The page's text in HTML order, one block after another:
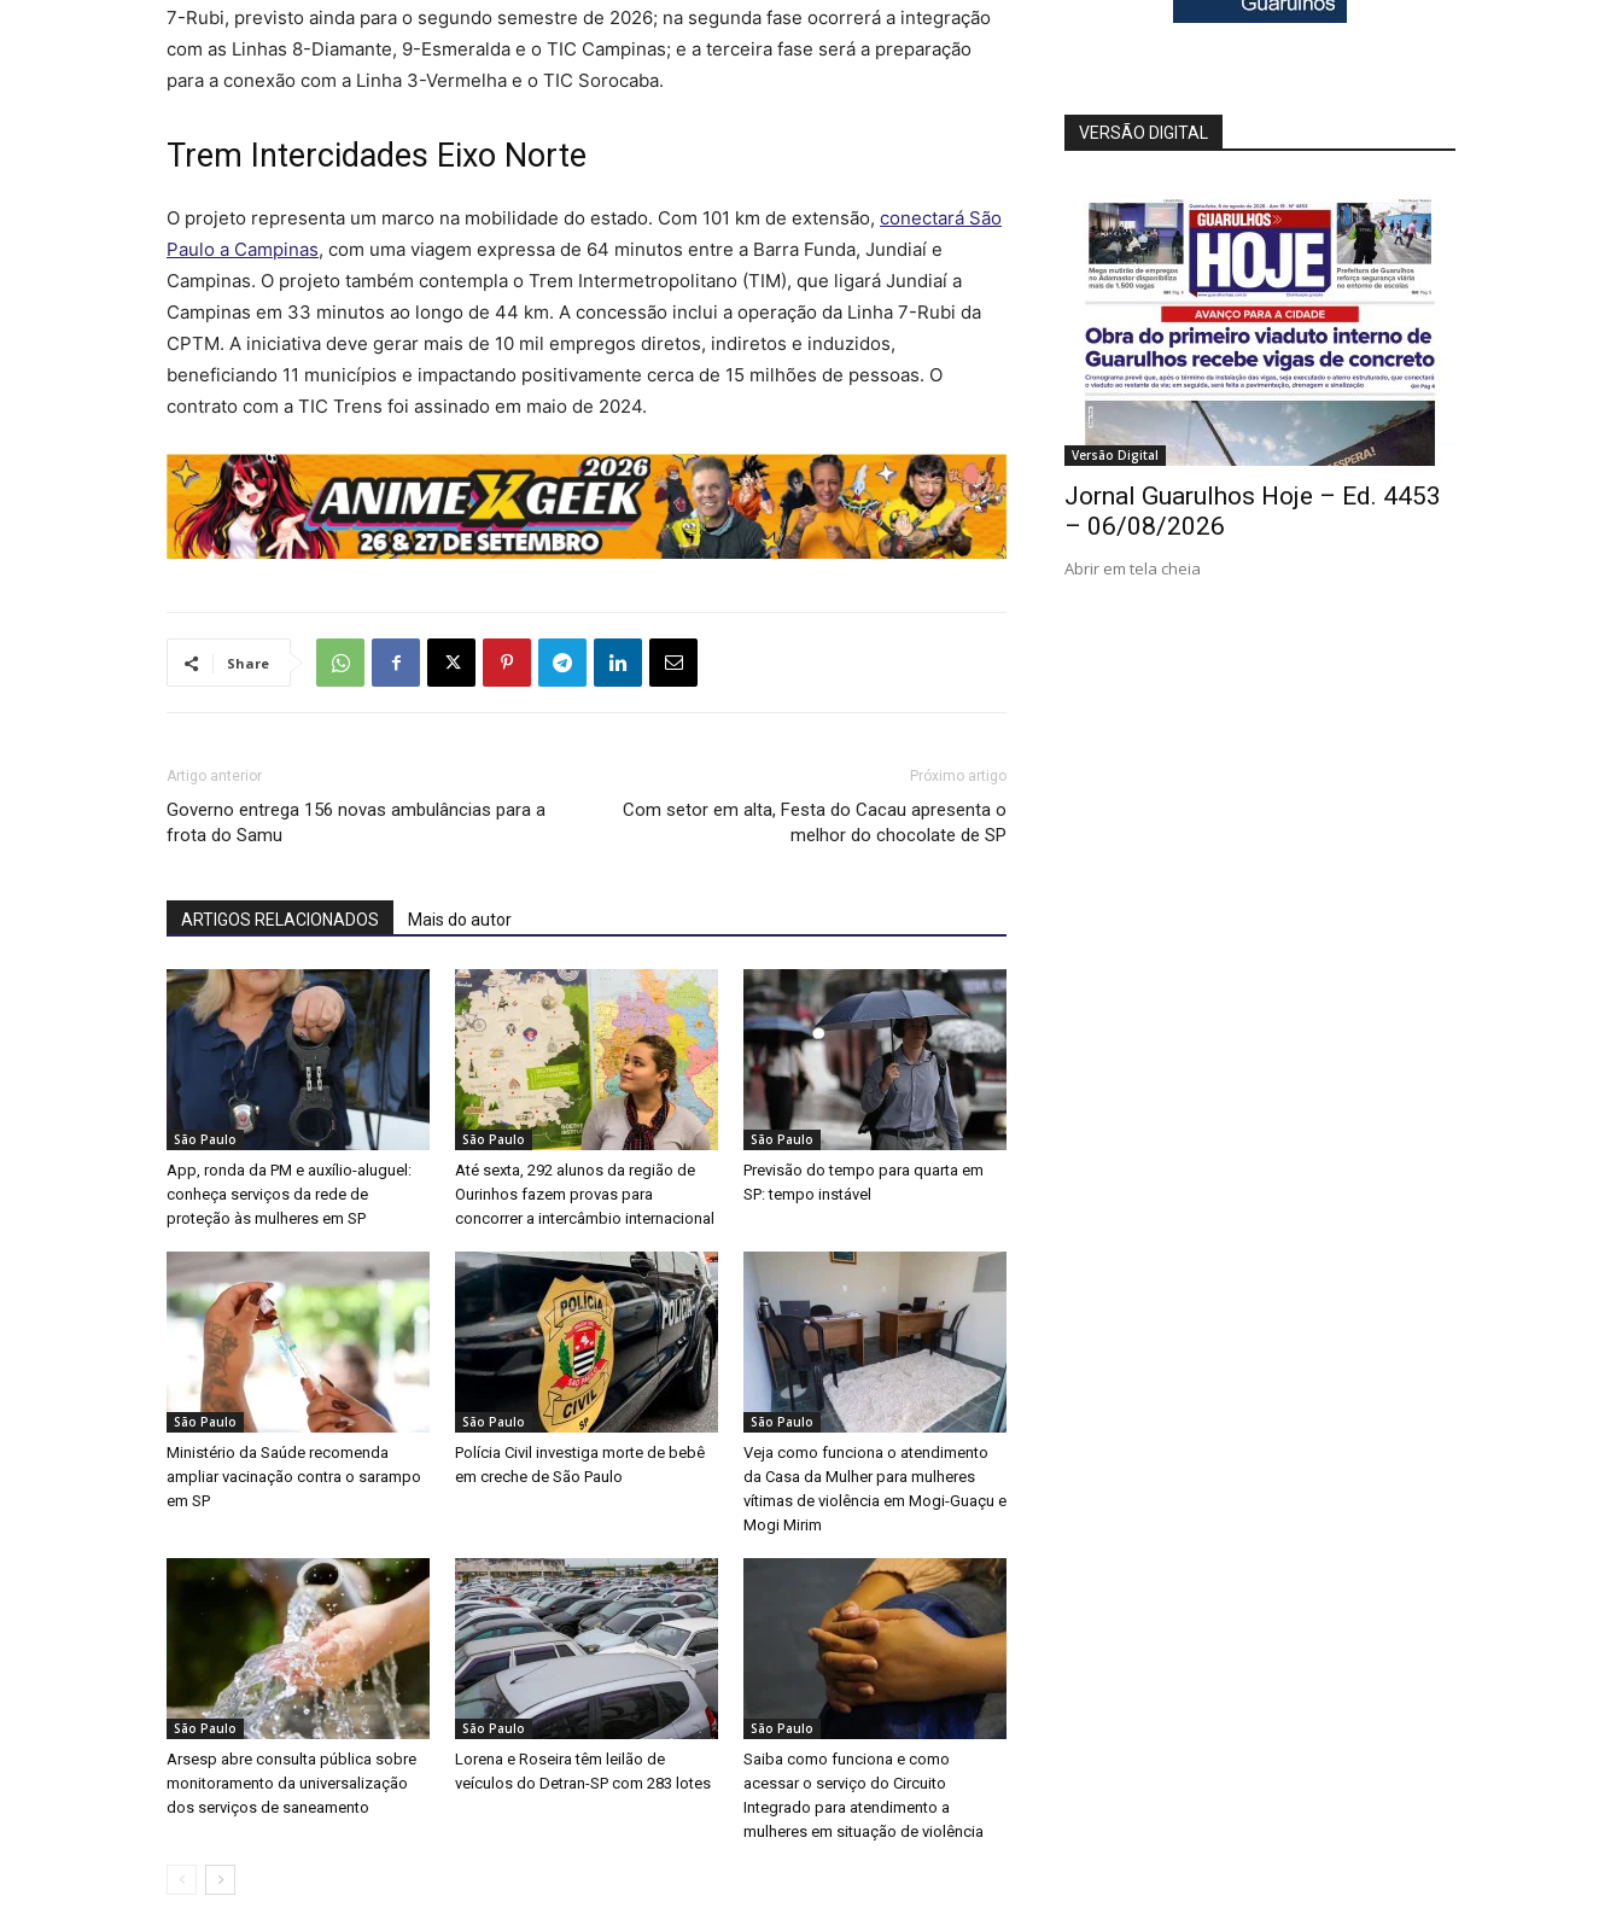
7-Rubi, previsto ainda para o segundo semestre de 2026; na segunda fase ocorrerá a integração
com as Linhas 8-Diamante, 9-Esmeralda e o TIC Campinas; e a terceira fase será a preparação
para a conexão com a Linha 3-Vermelha e o TIC Sorocaba.
Trem Intercidades Eixo Norte
O projeto representa um marco na mobilidade do estado. Com 101 km de extensão, conectará São
Paulo a Campinas, com uma viagem expressa de 64 minutos entre a Barra Funda, Jundiaí e
Campinas. O projeto também contempla o Trem Intermetropolitano (TIM), que ligará Jundiaí a
Campinas em 33 minutos ao longo de 44 km. A concessão inclui a operação da Linha 7-Rubi da
CPTM. A iniciativa deve gerar mais de 10 mil empregos diretos, indiretos e induzidos,
beneficiando 11 municípios e impactando positivamente cerca de 15 milhões de pessoas. O
contrato com a TIC Trens foi assinado em maio de 2024.
Share
Artigo anterior
Governo entrega 156 novas ambulâncias para a
frota do Samu
Próximo artigo
Com setor em alta, Festa do Cacau apresenta o
melhor do chocolate de SP
ARTIGOS RELACIONADOS Mais do autor
São Paulo
App, ronda da PM e auxílio-aluguel:
conheça serviços da rede de
proteção às mulheres em SP
São Paulo
Até sexta, 292 alunos da região de
Ourinhos fazem provas para
concorrer a intercâmbio internacional
São Paulo
Previsão do tempo para quarta em
SP: tempo instável
São Paulo
Ministério da Saúde recomenda
ampliar vacinação contra o sarampo
em SP
São Paulo
Polícia Civil investiga morte de bebê
em creche de São Paulo
São Paulo
Veja como funciona o atendimento
da Casa da Mulher para mulheres
vítimas de violência em Mogi-Guaçu e
Mogi Mirim
São Paulo
Arsesp abre consulta pública sobre
monitoramento da universalização
dos serviços de saneamento
São Paulo
Lorena e Roseira têm leilão de
veículos do Detran-SP com 283 lotes
São Paulo
Saiba como funciona e como
acessar o serviço do Circuito
Integrado para atendimento a
mulheres em situação de violência
VERSÃO DIGITAL
Versão Digital
Jornal Guarulhos Hoje – Ed. 4453
– 06/08/2026
Abrir em tela cheia